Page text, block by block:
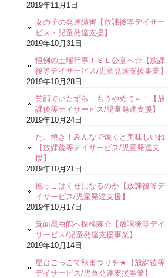
2019年11月1日
女の子の発達障害【放課後等デイサー
ビス・児童発達支援】
2019年10月31日
恒例の土曜行事！ＳＬ公園へ☆【放課
後等デイサービス/児童発達支援事業】
2019年10月28日
笑顔でいたずら…もうやめて～！【放
課後等デイサービス/児童発達支援】
2019年10月24日
たこ焼き！みんなで焼くと美味しいね
【放課後等デイサービス/児童発達支
援】
2019年10月21日
抱っこはくせになるのか【放課後等デ
イサービス/児童発達支援】
2019年10月17日
箕面昆虫館へ探検隊☆【放課後等デイ
サービス/児童発達支援事業】
2019年10月14日
屋台ごっこで秋まつりを★【放課後等
デイサービス/児童発達支援事業】